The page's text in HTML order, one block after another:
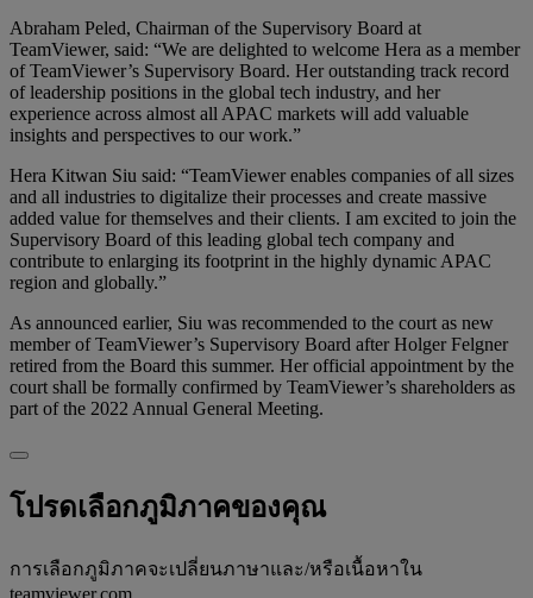
Abraham Peled, Chairman of the Supervisory Board at
TeamViewer, said: “We are delighted to welcome Hera as a member
of TeamViewer’s Supervisory Board. Her outstanding track record
of leadership positions in the global tech industry, and her
experience across almost all APAC markets will add valuable
insights and perspectives to our work.”
Hera Kitwan Siu said: “TeamViewer enables companies of all sizes
and all industries to digitalize their processes and create massive
added value for themselves and their clients. I am excited to join the
Supervisory Board of this leading global tech company and
contribute to enlarging its footprint in the highly dynamic APAC
region and globally.”
As announced earlier, Siu was recommended to the court as new
member of TeamViewer’s Supervisory Board after Holger Felgner
retired from the Board this summer. Her official appointment by the
court shall be formally confirmed by TeamViewer’s shareholders as
part of the 2022 Annual General Meeting.
โปรดเลือกภูมิภาคของคุณ
การเลือกภูมิภาคจะเปลี่ยนภาษาและ/หรือเนื้อหาใน
teamviewer.com